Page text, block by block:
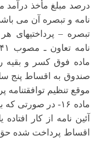
نامه و تبصره آن می
تبصره – پرداختیهای
ماده فوق کسر و بقیه
صندوق به اقساط پنج
موقع تنظیم
آئین نامه از کار
اقساط پرداخت شده حق